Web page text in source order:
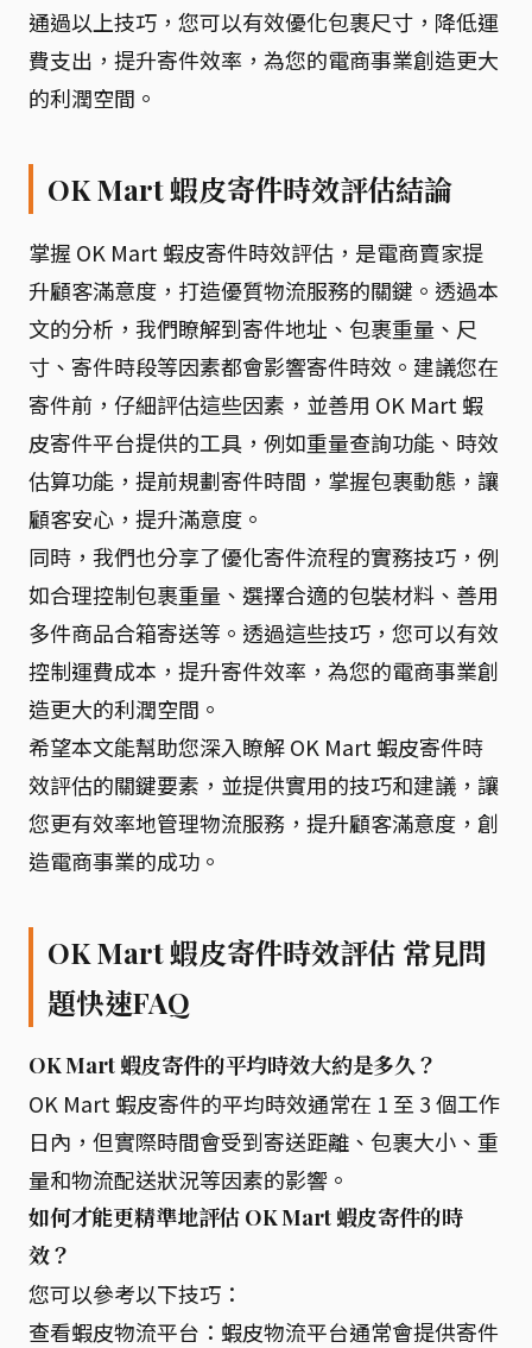
通過以上技巧，您可以有效優化包裹尺寸，降低運
費支出，提升寄件效率，為您的電商事業創造更大
的利潤空間。
OK Mart 蝦皮寄件時效評估結論
掌握 OK Mart 蝦皮寄件時效評估，是電商賣家提
升顧客滿意度，打造優質物流服務的關鍵。透過本
文的分析，我們瞭解到寄件地址、包裹重量、尺
寸、寄件時段等因素都會影響寄件時效。建議您在
寄件前，仔細評估這些因素，並善用 OK Mart 蝦
皮寄件平台提供的工具，例如重量查詢功能、時效
估算功能，提前規劃寄件時間，掌握包裹動態，讓
顧客安心，提升滿意度。
同時，我們也分享了優化寄件流程的實務技巧，例
如合理控制包裹重量、選擇合適的包裝材料、善用
多件商品合箱寄送等。透過這些技巧，您可以有效
控制運費成本，提升寄件效率，為您的電商事業創
造更大的利潤空間。
希望本文能幫助您深入瞭解 OK Mart 蝦皮寄件時
效評估的關鍵要素，並提供實用的技巧和建議，讓
您更有效率地管理物流服務，提升顧客滿意度，創
造電商事業的成功。
OK Mart 蝦皮寄件時效評估 常見問
題快速FAQ
OK Mart 蝦皮寄件的平均時效大約是多久？
OK Mart 蝦皮寄件的平均時效通常在 1 至 3 個工作
日內，但實際時間會受到寄送距離、包裹大小、重
量和物流配送狀況等因素的影響。
如何才能更精準地評估 OK Mart 蝦皮寄件的時
效？
您可以參考以下技巧：
查看蝦皮物流平台：蝦皮物流平台通常會提供寄件